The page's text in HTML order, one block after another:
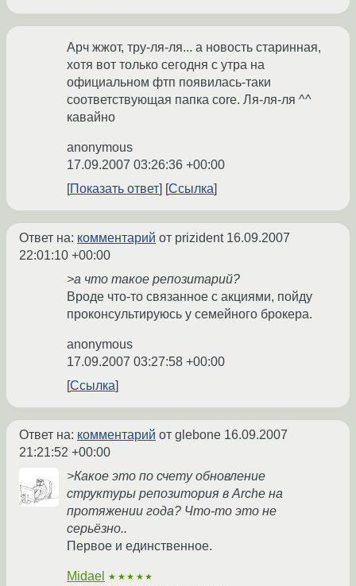
Арч жжот, тру-ля-ля... а новость старинная,
хотя вот только сегодня с утра на
официальном фтп появилась-таки
соответствующая папка core. Ля-ля-ля ^^
кавайно
anonymous
17.09.2007 03:26:36 +00:00
Показать ответ
Ссылка
Ответ на: комментарий от prizident 16.09.2007
22:01:10 +00:00
>а что такое репозитарий?
Вроде что-то связанное с акциями, пойду
проконсультируюсь у семейного брокера.
anonymous
17.09.2007 03:27:58 +00:00
Ссылка
Ответ на: комментарий от glebone 16.09.2007
21:21:52 +00:00
>Какое это по счету обновление
структуры репозитория в Arche на
протяжении года? Что-то это не
серьёзно..
Первое и единственное.
Midael ★★★★★